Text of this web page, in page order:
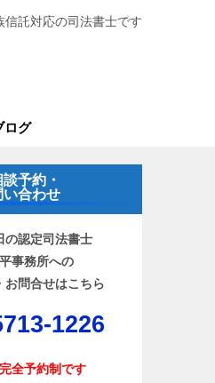
託対応の司法書士です
ログ
談予約・
い合わせ
の認定司法書士
事務所への
お問合せはこちら
1226
全予約制です